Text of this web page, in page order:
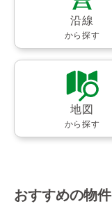
沿線
から探す
地図
から探す
おすすめの物件